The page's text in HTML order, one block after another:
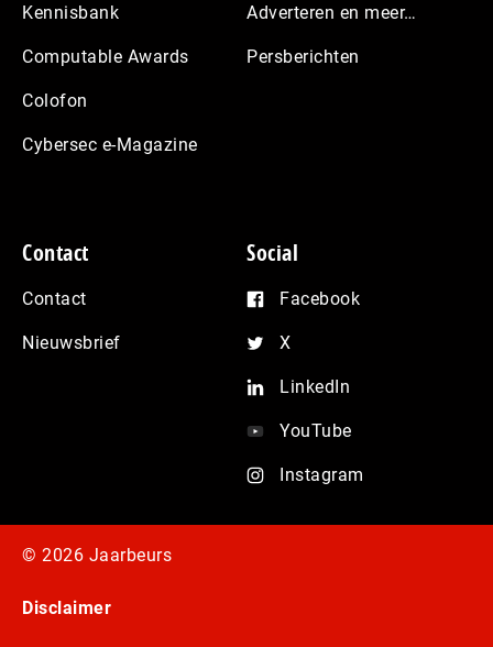
Kennisbank
Computable Awards
Colofon
Cybersec e-Magazine
Adverteren en meer…
Persberichten
Contact
Contact
Nieuwsbrief
Social
Facebook
X
LinkedIn
YouTube
Instagram
© 2026 Jaarbeurs
Disclaimer